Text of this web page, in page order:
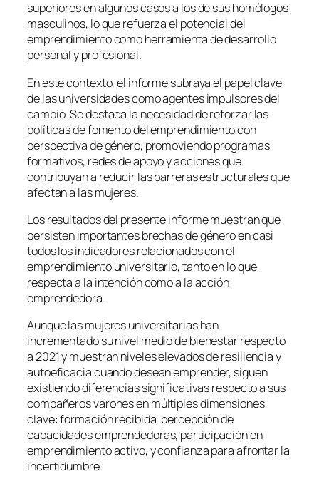
superiores en algunos casos a los de sus homólogos
masculinos, lo que refuerza el potencial del
emprendimiento como herramienta de desarrollo
personal y profesional.
En este contexto, el informe subraya el papel clave
de las universidades como agentes impulsores del
cambio. Se destaca la necesidad de reforzar las
políticas de fomento del emprendimiento con
perspectiva de género, promoviendo programas
formativos, redes de apoyo y acciones que
contribuyan a reducir las barreras estructurales que
afectan a las mujeres.
Los resultados del presente informe muestran que
persisten importantes brechas de género en casi
todos los indicadores relacionados con el
emprendimiento universitario, tanto en lo que
respecta a la intención como a la acción
emprendedora.
Aunque las mujeres universitarias han
incrementado su nivel medio de bienestar respecto
a 2021 y muestran niveles elevados de resiliencia y
autoeficacia cuando desean emprender, siguen
existiendo diferencias significativas respecto a sus
compañeros varones en múltiples dimensiones
clave: formación recibida, percepción de
capacidades emprendedoras, participación en
emprendimiento activo, y confianza para afrontar la
incertidumbre.